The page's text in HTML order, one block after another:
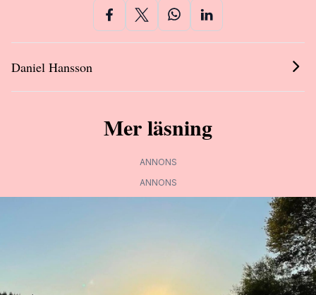
Daniel Hansson
Mer läsning
ANNONS
ANNONS